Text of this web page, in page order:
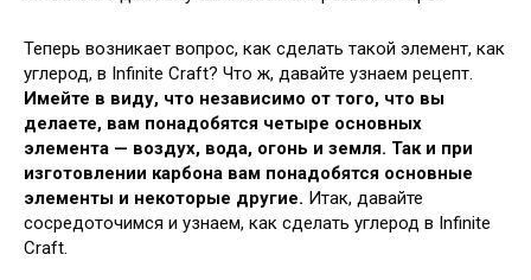
Теперь возникает вопрос, как сделать такой элемент, как
углерод, в Infinite Craft? Что ж, давайте узнаем рецепт.
Имейте в виду, что независимо от того, что вы
делаете, вам понадобятся четыре основных
элемента — воздух, вода, огонь и земля. Так и при
изготовлении карбона вам понадобятся основные
элементы и некоторые другие. Итак, давайте
сосредоточимся и узнаем, как сделать углерод в Infinite
Craft.